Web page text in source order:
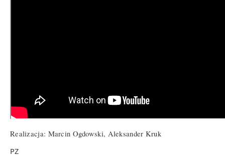
Realizacja: Marcin Ogdowski, Aleksander Kruk
PZ